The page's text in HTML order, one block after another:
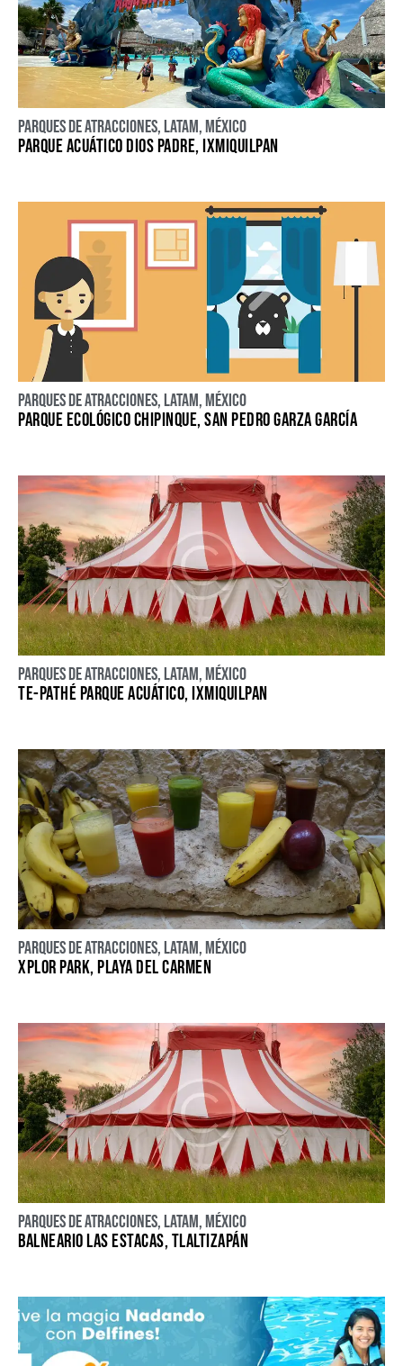
Parques de atracciones,LATAM,México
PARQUE ACUÁTICO DIOS PADRE, IXMIQUILPAN
Parques de atracciones,LATAM,México
PARQUE ECOLÓGICO CHIPINQUE, SAN PEDRO GARZA GARCÍA
Parques de atracciones,LATAM,México
TE-PATHÉ PARQUE ACUÁTICO, IXMIQUILPAN
Parques de atracciones,LATAM,México
XPLOR PARK, PLAYA DEL CARMEN
Parques de atracciones,LATAM,México
BALNEARIO LAS ESTACAS, TLALTIZAPÁN